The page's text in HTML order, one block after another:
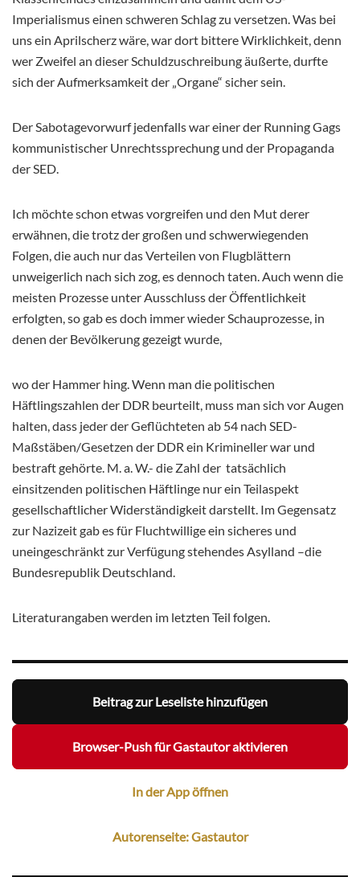
Imperialismus einen schweren Schlag zu versetzen. Was bei
uns ein Aprilscherz wäre, war dort bittere Wirklichkeit, denn
wer Zweifel an dieser Schuldzuschreibung äußerte, durfte
sich der Aufmerksamkeit der „Organe“ sicher sein.
Der Sabotagevorwurf jedenfalls war einer der Running Gags
kommunistischer Unrechtssprechung und der Propaganda
der SED.
Ich möchte schon etwas vorgreifen und den Mut derer
erwähnen, die trotz der großen und schwerwiegenden
Folgen, die auch nur das Verteilen von Flugblättern
unweigerlich nach sich zog, es dennoch taten. Auch wenn die
meisten Prozesse unter Ausschluss der Öffentlichkeit
erfolgten, so gab es doch immer wieder Schauprozesse, in
denen der Bevölkerung gezeigt wurde,
wo der Hammer hing. Wenn man die politischen
Häftlingszahlen der DDR beurteilt, muss man sich vor Augen
halten, dass jeder der Geflüchteten ab 54 nach SED-
Maßstäben/Gesetzen der DDR ein Krimineller war und
bestraft gehörte. M. a. W.- die Zahl der tatsächlich
einsitzenden politischen Häftlinge nur ein Teilaspekt
gesellschaftlicher Widerständigkeit darstellt. Im Gegensatz
zur Nazizeit gab es für Fluchtwillige ein sicheres und
uneingeschränkt zur Verfügung stehendes Asylland –die
Bundesrepublik Deutschland.
Literaturangaben werden im letzten Teil folgen.
Beitrag zur Leseliste hinzufügen
Browser-Push für Gastautor aktivieren
In der App öffnen
Autorenseite: Gastautor